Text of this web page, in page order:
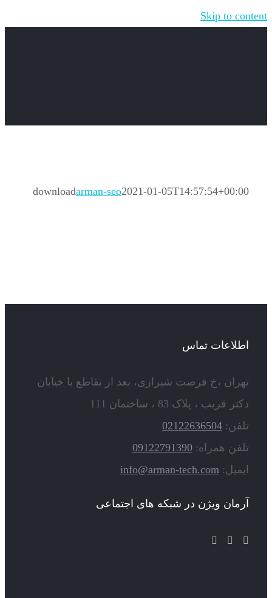
Skip to content
downloadarman-seo2021-01-05T14:57:54+00:00
اطلاعات تماس
تهران ،خ فرصت شیرازی، بعد از تقاطع با خیابان
دکتر قریب ، پلاک 83 ، ساختمان 111
تلفن: 02122636504
تلفن همراه: 09122791390
ایمیل: info@arman-tech.com
آرمان ویژن در شبکه های اجتماعی